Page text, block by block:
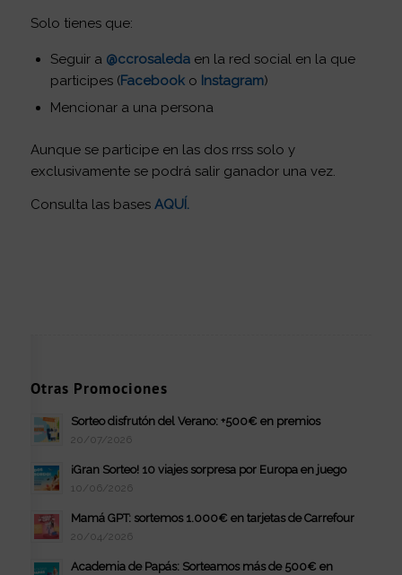
Solo tienes que:
Seguir a @ccrosaledaen la red social en la que
participes (Facebooko Instagram)
Mencionar a una persona
Aunque se participe en las dos rrss solo y
exclusivamente se podrá salir ganador una vez.
Consulta las bases AQUÍ.
Otras Promociones
Sorteo disfrutón del Verano: +500€ en premios
20/07/2026
¡Gran Sorteo! 10 viajes sorpresa por Europa en juego
10/06/2026
Mamá GPT: sortemos 1.000€ en tarjetas de Carrefour
20/04/2026
Academia de Papás: Sorteamos más de 500€ en